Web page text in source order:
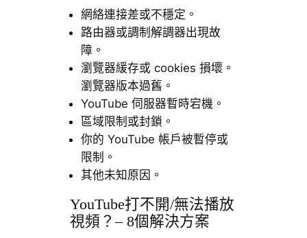
網絡連接差或不穩定。
路由器或調制解調器出現故
障。
瀏覽器緩存或 cookies 損壞。
瀏覽器版本過舊。
YouTube 伺服器暫時宕機。
區域限制或封鎖。
你的 YouTube 帳戶被暫停或
限制。
其他未知原因。
YouTube打不開/無法播放
視頻？– 8個解決方案